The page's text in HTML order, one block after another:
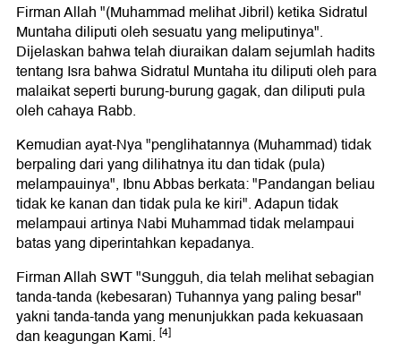
Firman Allah "(Muhammad melihat Jibril) ketika Sidratul
Muntaha diliputi oleh sesuatu yang meliputinya".
Dijelaskan bahwa telah diuraikan dalam sejumlah hadits
tentang Isra bahwa Sidratul Muntaha itu diliputi oleh para
malaikat seperti burung-burung gagak, dan diliputi pula
oleh cahaya Rabb.
Kemudian ayat-Nya "penglihatannya (Muhammad) tidak
berpaling dari yang dilihatnya itu dan tidak (pula)
melampauinya", Ibnu Abbas berkata: "Pandangan beliau
tidak ke kanan dan tidak pula ke kiri". Adapun tidak
melampaui artinya Nabi Muhammad tidak melampaui
batas yang diperintahkan kepadanya.
Firman Allah SWT "Sungguh, dia telah melihat sebagian
tanda-tanda (kebesaran) Tuhannya yang paling besar"
yakni tanda-tanda yang menunjukkan pada kekuasaan
dan keagungan Kami. [4]